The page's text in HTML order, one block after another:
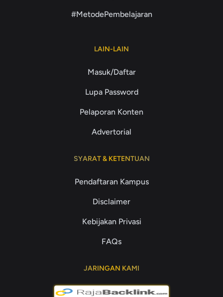
#MetodePembelajaran
LAIN-LAIN
Masuk/Daftar
Lupa Password
Pelaporan Konten
Advertorial
SYARAT & KETENTUAN
Pendaftaran Kampus
Disclaimer
Kebijakan Privasi
FAQs
JARINGAN KAMI